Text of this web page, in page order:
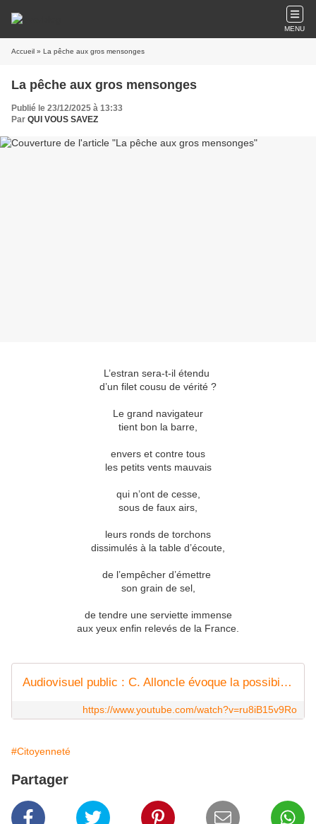
MENU
Accueil » La pêche aux gros mensonges
La pêche aux gros mensonges
Publié le 23/12/2025 à 13:33
Par QUI VOUS SAVEZ
L’estran sera-t-il étendu
d’un filet cousu de vérité ?
Le grand navigateur
tient bon la barre,
envers et contre tous
les petits vents mauvais
qui n’ont de cesse,
sous de faux airs,
leurs ronds de torchons
dissimulés à la table d’écoute,
de l’empêcher d’émettre
son grain de sel,
de tendre une serviette immense
aux yeux enfin relevés de la France.
Audiovisuel public : C. Alloncle évoque la possibilité de perquisitions France TV
https://www.youtube.com/watch?v=ru8iB15v9Ro
#Citoyenneté
Partager